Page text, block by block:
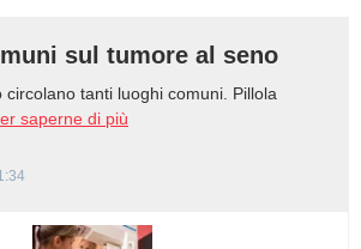
sul tumore al seno
tanti luoghi comuni. Pillola
saperne di più